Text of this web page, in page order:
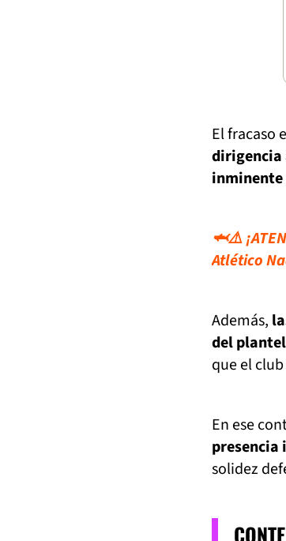
El fracaso
dirigencia
🦈⚠️
Atlético
Además,
del
que el
En ese
presencia
solidez